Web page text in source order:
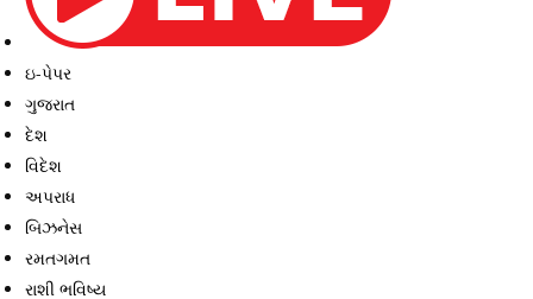
ઇ-પેપર
ગુજરાત
દેશ
વિદેશ
અપરાધ
બિઝનેસ
રમતગમત
રાશી ભવિષ્ય